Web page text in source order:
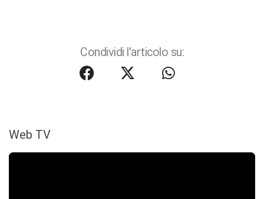
Condividi l'articolo su:
Web TV